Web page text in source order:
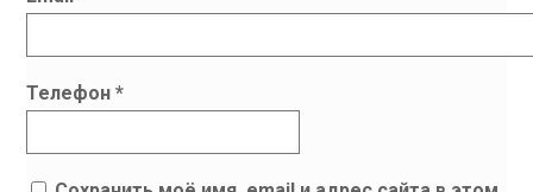
Телефон*